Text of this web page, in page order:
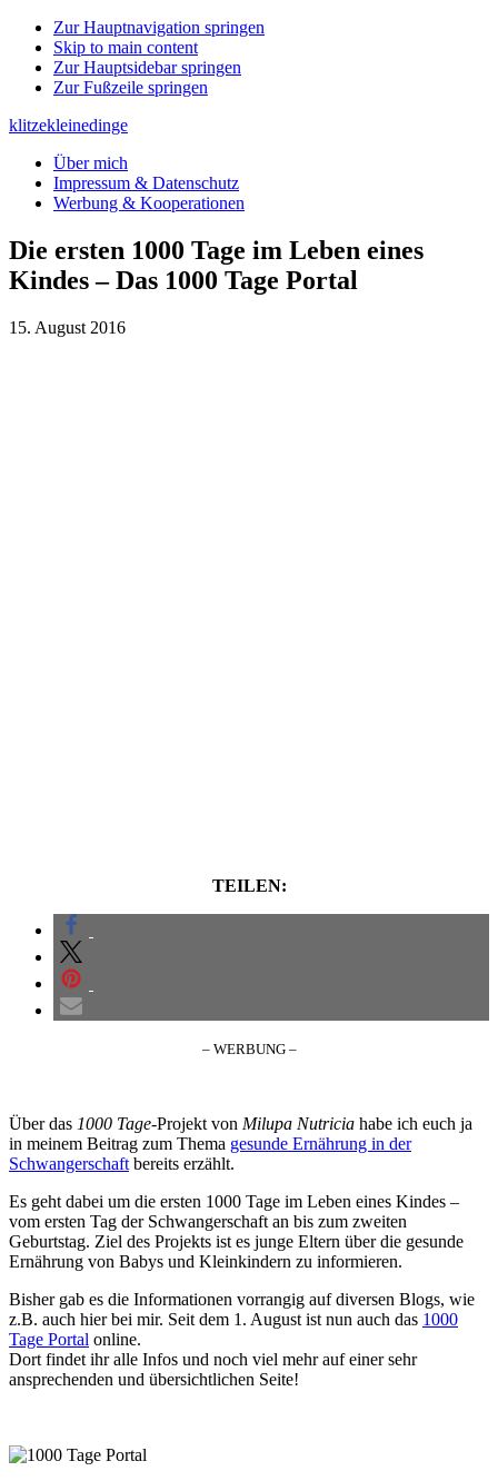
Zur Hauptnavigation springen
Skip to main content
Zur Hauptsidebar springen
Zur Fußzeile springen
klitzekleinedinge
Über mich
Impressum & Datenschutz
Werbung & Kooperationen
Die ersten 1000 Tage im Leben eines
Kindes – Das 1000 Tage Portal
15. August 2016
TEILEN:
– WERBUNG –
Über das 1000 Tage-Projekt von Milupa Nutricia habe ich euch ja
in meinem Beitrag zum Thema gesunde Ernährung in der
Schwangerschaft bereits erzählt.
Es geht dabei um die ersten 1000 Tage im Leben eines Kindes –
vom ersten Tag der Schwangerschaft an bis zum zweiten
Geburtstag. Ziel des Projekts ist es junge Eltern über die gesunde
Ernährung von Babys und Kleinkindern zu informieren.
Bisher gab es die Informationen vorrangig auf diversen Blogs, wie
z.B. auch hier bei mir. Seit dem 1. August ist nun auch das 1000
Tage Portal online.
Dort findet ihr alle Infos und noch viel mehr auf einer sehr
ansprechenden und übersichtlichen Seite!